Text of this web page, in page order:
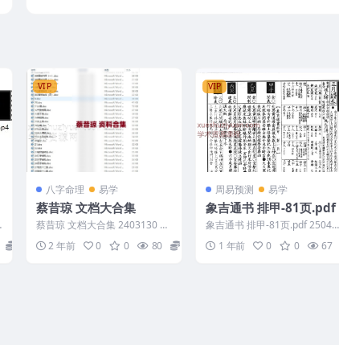
VIP
八字命理 易学
蔡昔琼 文档大合集
蔡昔琼 文档大合集 2403130 蔡
昔琼 10.doc 100性情（二）.d
o...2 年前 0 0 80
VIP
周易预测 易学
象吉通书 排甲-81页.pdf
象吉通书 排甲-81页.pdf 25041
1 年前 0 0 67